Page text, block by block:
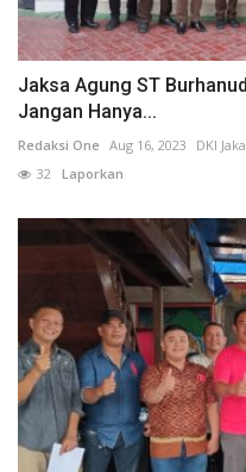
Jaksa Agung ST
Jangan Hanya...
Redaksi One Aug 16, 2023 DKI
32 Laporkan